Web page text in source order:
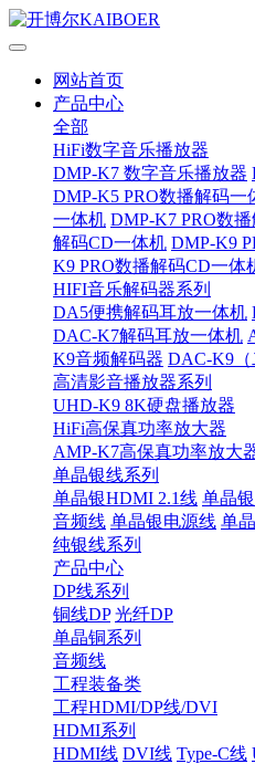
网站首页
产品中心
全部
HiFi数字音乐播放器
DMP-K7 数字音乐播放器
DMP-K5 PRO数播解码一
一体机 DMP-K7 PRO数
解码CD一体机 DMP-K9
K9 PRO数播解码CD一体
HIFI音乐解码器系列
DA5便携解码耳放一体机
DAC-K7解码耳放一体机
K9音频解码器 DAC-K9
高清影音播放器系列
UHD-K9 8K硬盘播放器
HiFi高保真功率放大器
AMP-K7高保真功率放大
单晶银线系列
单晶银HDMI 2.1线 单晶
音频线 单晶银电源线 单
纯银线系列
产品中心
DP线系列
铜线DP 光纤DP
单晶铜系列
音频线
工程装备类
工程HDMI/DP线/DVI
HDMI系列
HDMI线 DVI线 Type-C线